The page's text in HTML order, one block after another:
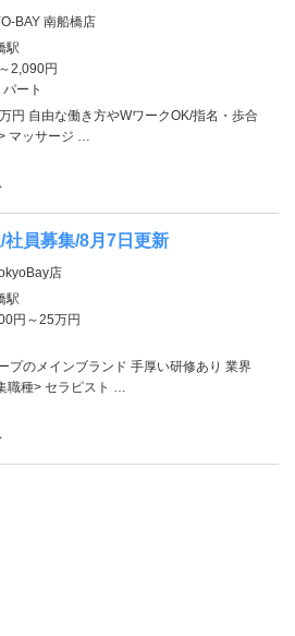
BAY 南船橋店
駅
2,090円
ート
円 自由な働き方やWワークOK/指名・歩合
マッサージ …
員募集/8月7日更新
店
駅
円～25万円
プのメインブランド 手厚い研修あり 業界
職種> セラピスト …